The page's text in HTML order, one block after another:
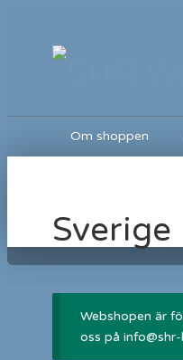
Om shoppen
Sverige
Webshopen är
oss på